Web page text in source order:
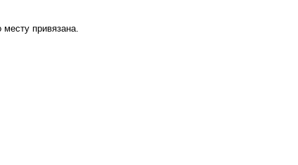
привязана.